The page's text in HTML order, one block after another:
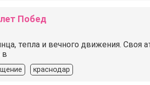
Побед
тепла и вечного движения. Своя
в
краснодар